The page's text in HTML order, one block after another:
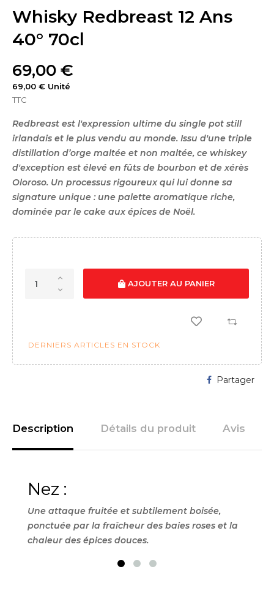
Whisky Redbreast 12 Ans
40° 70cl
69,00 €
69,00 € Unité
TTC
Redbreast est l'expression ultime du single pot still
irlandais et le plus vendu au monde. Issu d'une triple
distillation d’orge maltée et non maltée, ce whiskey
d'exception est élevé en fûts de bourbon et de xérès
Oloroso. Un processus rigoureux qui lui donne sa
signature unique : une palette aromatique riche,
dominée par le cake aux épices de Noël.
AJOUTER AU PANIER
DERNIERS ARTICLES EN STOCK
Partager
Description Détails du produit Avis
Nez :
Une attaque fruitée et subtilement boisée,
ponctuée par la fraîcheur des baies roses et la
chaleur des épices douces.